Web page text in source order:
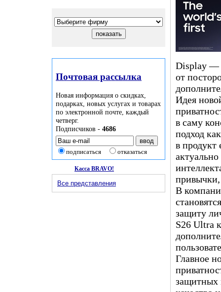
Почтовая рассылка
Новая информация о скидках,
подарках, новых услугах и товарах
по электронной почте, каждый
четверг.
Подписчиков - 4686
подписаться отказаться
Касса BRAVO!
Все представления
Display —
от
Идея
в саму
подход
в продукт
актуально
привычки,
В
защиту
S26 Ultra
Главное
защитных